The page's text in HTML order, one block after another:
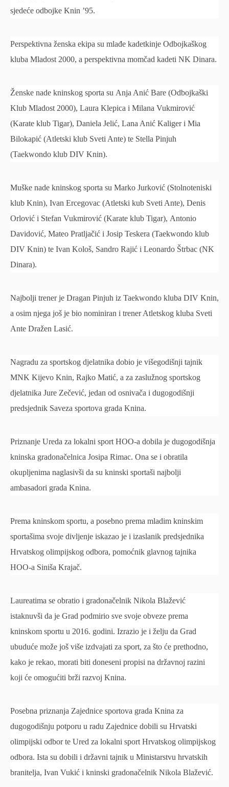
sjedeće odbojke Knin ’95.
Perspektivna ženska ekipa su mlađe kadetkinje Odbojkaškog
kluba Mladost 2000, a perspektivna momčad kadeti NK Dinara.
Ženske nade kninskog sporta su Anja Anić Bare (Odbojkaški
Klub Mladost 2000), Laura Klepica i Milana Vukmirović
(Karate klub Tigar), Daniela Jelić, Lana Anić Kaliger i Mia
Bilokapić (Atletski klub Sveti Ante) te Stella Pinjuh
(Taekwondo klub DIV Knin).
Muške nade kninskog sporta su Marko Jurković (Stolnoteniski
klub Knin), Ivan Ercegovac (Atletski kub Sveti Ante), Denis
Orlović i Stefan Vukmirović (Karate klub Tigar), Antonio
Davidović, Mateo Pratljačić i Josip Teskera (Taekwondo klub
DIV Knin) te Ivan Kološ, Sandro Rajić i Leonardo Štrbac (NK
Dinara).
Najbolji trener je Dragan Pinjuh iz Taekwondo kluba DIV Knin,
a osim njega još je bio nominiran i trener Atletskog kluba Sveti
Ante Dražen Lasić.
Nagradu za sportskog djelatnika dobio je višegodišnji tajnik
MNK Kijevo Knin, Rajko Matić, a za zaslužnog sportskog
djelatnika Jure Zečević, jedan od osnivača i dugogodišnji
predsjednik Saveza sportova grada Knina.
Priznanje Ureda za lokalni sport HOO-a dobila je dugogodišnja
kninska gradonačelnica Josipa Rimac. Ona se i obratila
okupljenima naglasivši da su kninski sportaši najbolji
ambasadori grada Knina.
Prema kninskom sportu, a posebno prema mladim kninskim
sportašima svoje divljenje iskazao je i izaslanik predsjednika
Hrvatskog olimpijskog odbora, pomoćnik glavnog tajnika
HOO-a Siniša Krajač.
Laureatima se obratio i gradonačelnik Nikola Blažević
istaknuvši da je Grad podmirio sve svoje obveze prema
kninskom sportu u 2016. godini. Izrazio je i želju da Grad
ubuduće može još više izdvajati za sport, za što će prethodno,
kako je rekao, morati biti doneseni propisi na državnoj razini
koji će omogućiti brži razvoj Knina.
Posebna priznanja Zajednice sportova grada Knina za
dugogodišnju potporu u radu Zajednice dobili su Hrvatski
olimpijski odbor te Ured za lokalni sport Hrvatskog olimpijskog
odbora. Ista su dobili i državni tajnik u Ministarstvu hrvatskih
branitelja, Ivan Vukić i kninski gradonačelnik Nikola Blažević.